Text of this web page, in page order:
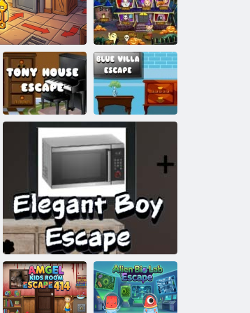
a szobákból
Menekülés a
zónából
Menekülési
szoba
rejtélyszava
menekülés
Kék Villa